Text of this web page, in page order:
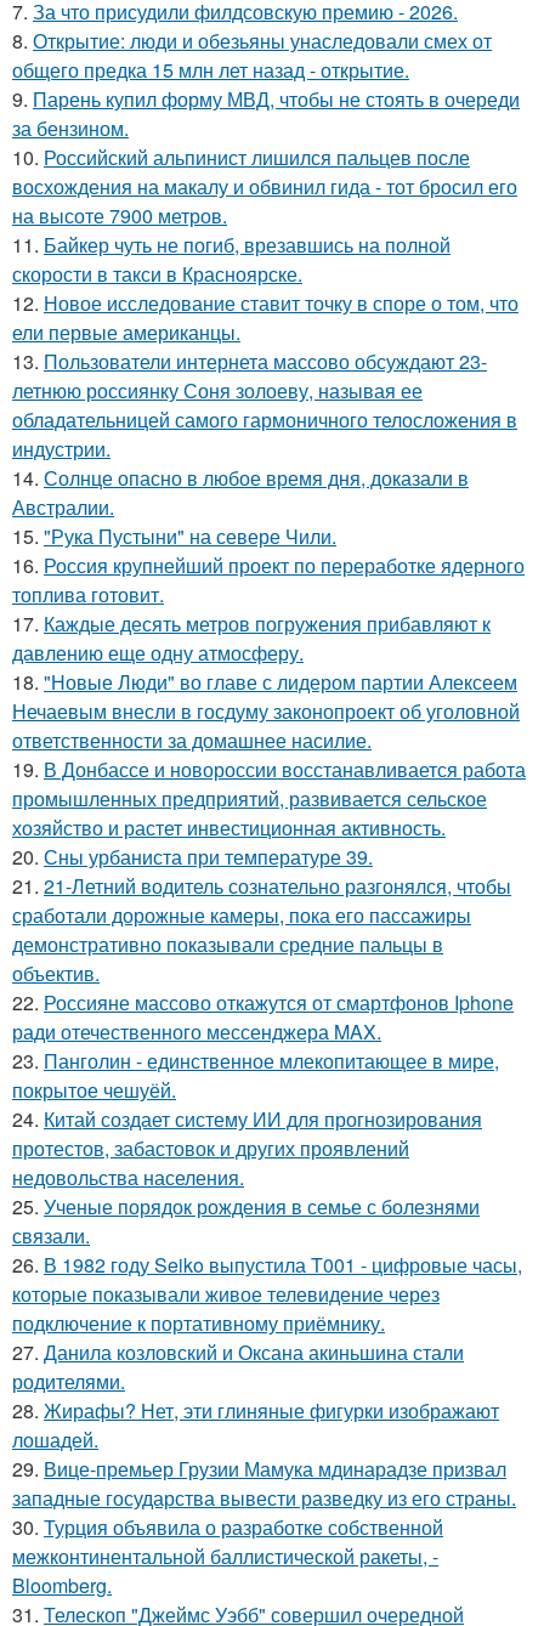
7. За что присудили филдсовскую премию - 2026.
8. Открытие: люди и обезьяны унаследовали смех от
общего предка 15 млн лет назад - открытие.
9. Парень купил форму МВД, чтобы не стоять в очереди
за бензином.
10. Российский альпинист лишился пальцев после
восхождения на макалу и обвинил гида - тот бросил его
на высоте 7900 метров.
11. Байкер чуть не погиб, врезавшись на полной
скорости в такси в Красноярске.
12. Новое исследование ставит точку в споре о том, что
ели первые американцы.
13. Пользователи интернета массово обсуждают 23-
летнюю россиянку Соня золоеву, называя ее
обладательницей самого гармоничного телосложения в
индустрии.
14. Солнце опасно в любое время дня, доказали в
Австралии.
15. "Рука Пустыни" на севере Чили.
16. Россия крупнейший проект по переработке ядерного
топлива готовит.
17. Каждые десять метров погружения прибавляют к
давлению еще одну атмосферу.
18. "Новые Люди" во главе с лидером партии Алексеем
Нечаевым внесли в госдуму законопроект об уголовной
ответственности за домашнее насилие.
19. В Донбассе и новороссии восстанавливается работа
промышленных предприятий, развивается сельское
хозяйство и растет инвестиционная активность.
20. Сны урбаниста при температуре 39.
21. 21-Летний водитель сознательно разгонялся, чтобы
сработали дорожные камеры, пока его пассажиры
демонстративно показывали средние пальцы в
объектив.
22. Россияне массово откажутся от смартфонов Iphone
ради отечественного мессенджера MAX.
23. Панголин - единственное млекопитающее в мире,
покрытое чешуёй.
24. Китай создает систему ИИ для прогнозирования
протестов, забастовок и других проявлений
недовольства населения.
25. Ученые порядок рождения в семье с болезнями
связали.
26. В 1982 году Seiko выпустила T001 - цифровые часы,
которые показывали живое телевидение через
подключение к портативному приёмнику.
27. Данила козловский и Оксана акиньшина стали
родителями.
28. Жирафы? Нет, эти глиняные фигурки изображают
лошадей.
29. Вице-премьер Грузии Мамука мдинарадзе призвал
западные государства вывести разведку из его страны.
30. Турция объявила о разработке собственной
межконтинентальной баллистической ракеты, -
Bloomberg.
31. Телескоп "Джеймс Уэбб" совершил очередной